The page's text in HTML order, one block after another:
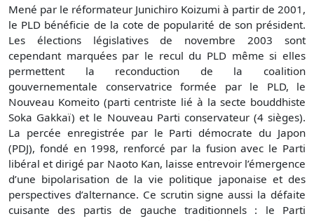
Mené par le réformateur Junichiro Koizumi à partir de 2001,
le PLD bénéficie de la cote de popularité de son président.
Les élections législatives de novembre 2003 sont
cependant marquées par le recul du PLD même si elles
permettent la reconduction de la coalition
gouvernementale conservatrice formée par le PLD, le
Nouveau Komeito (parti centriste lié à la secte bouddhiste
Soka Gakkaï) et le Nouveau Parti conservateur (4 sièges).
La percée enregistrée par le Parti démocrate du Japon
(PDJ), fondé en 1998, renforcé par la fusion avec le Parti
libéral et dirigé par Naoto Kan, laisse entrevoir l’émergence
d’une bipolarisation de la vie politique japonaise et des
perspectives d’alternance. Ce scrutin signe aussi la défaite
cuisante des partis de gauche traditionnels : le Parti